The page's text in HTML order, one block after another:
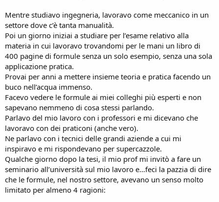
Mentre studiavo ingegneria, lavoravo come meccanico in un
settore dove c’è tanta manualità.
Poi un giorno iniziai a studiare per l’esame relativo alla
materia in cui lavoravo trovandomi per le mani un libro di
400 pagine di formule senza un solo esempio, senza una sola
applicazione pratica.
Provai per anni a mettere insieme teoria e pratica facendo un
buco nell’acqua immenso.
Facevo vedere le formule ai miei colleghi più esperti e non
sapevano nemmeno di cosa stessi parlando.
Parlavo del mio lavoro con i professori e mi dicevano che
lavoravo con dei praticoni (anche vero).
Ne parlavo con i tecnici delle grandi aziende a cui mi
inspiravo e mi rispondevano per supercazzole.
Qualche giorno dopo la tesi, il mio prof mi invitò a fare un
seminario all’università sul mio lavoro e…feci la pazzia di dire
che le formule, nel nostro settore, avevano un senso molto
limitato per almeno 4 ragioni: